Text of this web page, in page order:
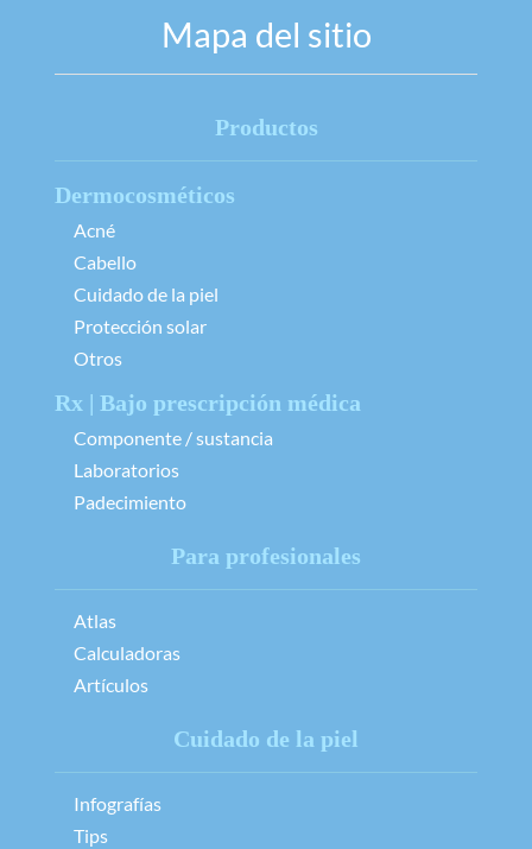
Mapa del sitio
Productos
Dermocosméticos
Acné
Cabello
Cuidado de la piel
Protección solar
Otros
Rx | Bajo prescripción médica
Componente / sustancia
Laboratorios
Padecimiento
Para profesionales
Atlas
Calculadoras
Artículos
Cuidado de la piel
Infografías
Tips